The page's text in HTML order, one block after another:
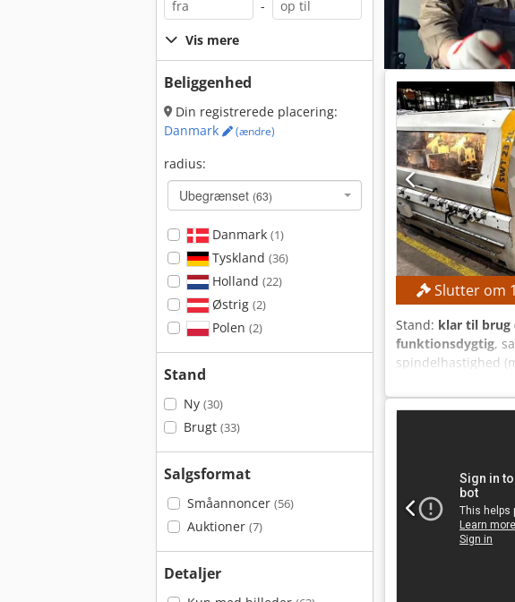
-
Vis mere
Beliggenhed
Din registrerede placering:
Danmark
(ændre)
radius:
Ubegrænset (63)
Danmark (1)
Tyskland (36)
Holland (22)
Østrig (2)
Polen (2)
Stand
Ny (30)
Brugt (33)
Salgsformat
Småannoncer (56)
Auktioner (7)
Detaljer
Slutter om
Stand: klar til brug
funktionsdygtig,
spindelhastighed
mm
maks.: 230 mm
spindler: 6
nederst: 5,5 kW
øverst: 7,5 kW 6.
Dimensioner (L x